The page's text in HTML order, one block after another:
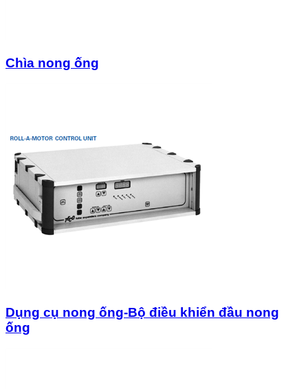
Chìa nong ống
Dụng cụ nong ống-Bộ điều khiển đầu nong
ống